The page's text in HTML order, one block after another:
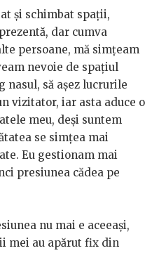
și schimbat spații,
dar cumva
persoane, mă simțeam
nevoie de spațiul
nasul, să așez lucrurile
vizitator, iar asta aduce o
meu, deși suntem
se simțea mai
Eu gestionam mai
presiunea cădea pe
nu mai e aceeași,
mei au apărut fix din